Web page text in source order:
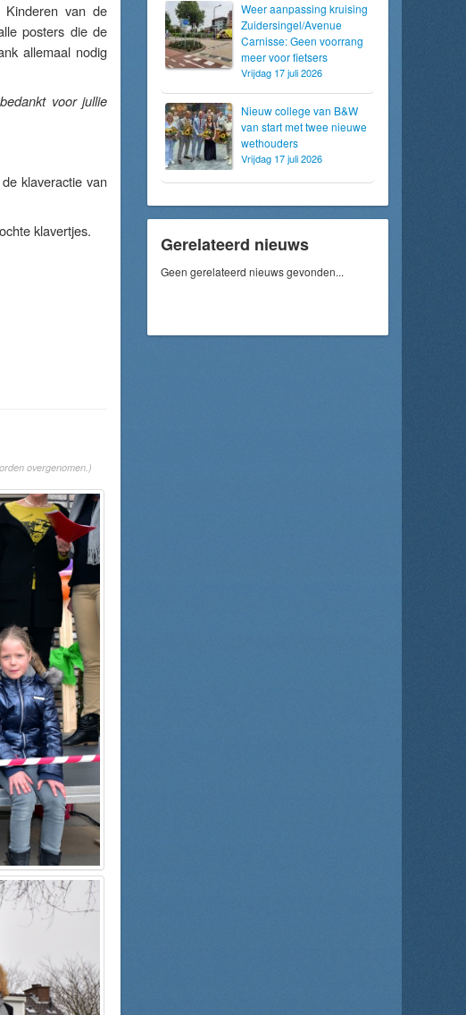
Kinderen van de
posters die de
allemaal nodig
voor jullie
klaveractie van
klavertjes.
overgenomen.)
Weer aanpassing kruising
Zuidersingel/Avenue
Carnisse: Geen voorrang
meer voor fietsers
Vrijdag 17 juli 2026
Nieuw college van B&W
van start met twee nieuwe
wethouders
Vrijdag 17 juli 2026
Gerelateerd nieuws
Geen gerelateerd nieuws gevonden...